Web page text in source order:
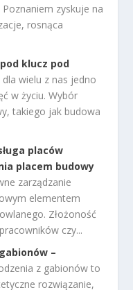
zyskuje na
rosnąca
klucz pod
wielu z nas jedno
w życiu. Wybór
takiego jak budowa
placów
placem budowy
zarządzanie
elementem
Złożoność
czy...
–
z gabionów to
rozwiązanie,